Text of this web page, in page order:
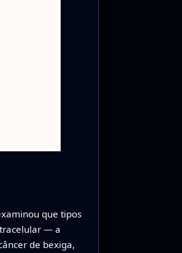
que tipos
— a
de bexiga,